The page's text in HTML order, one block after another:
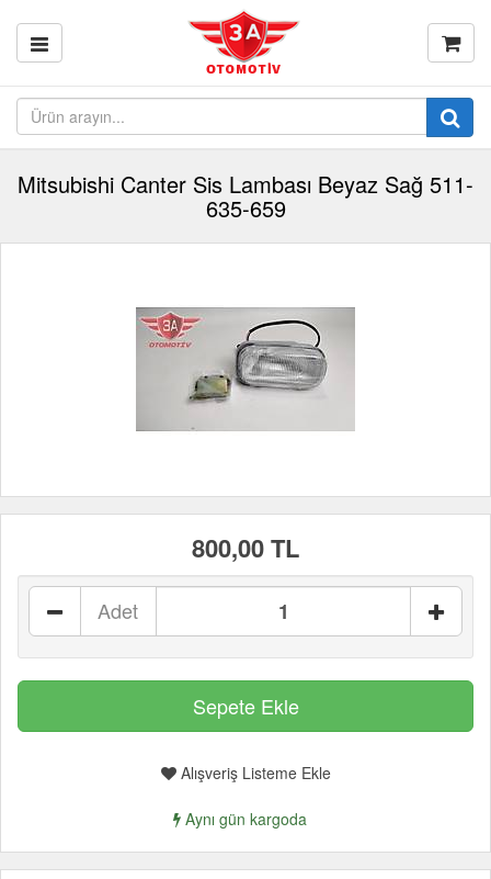
Mitsubishi Canter Sis Lambası Beyaz Sağ 511-
635-659
800,00 TL
Adet
Alışveriş Listeme Ekle
Aynı gün kargoda